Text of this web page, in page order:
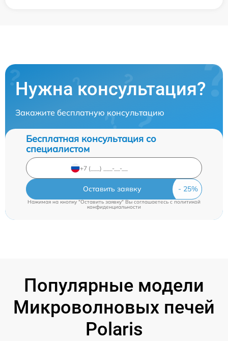
Нужна консультация?
Закажите бесплатную консультацию
Бесплатная консультация со
специалистом
Оставить заявку
Нажимая на кнопку "Оставить заявку" Вы соглашаетесь c политикой
конфиденциальности
Популярные модели
Микроволновых печей
Polaris